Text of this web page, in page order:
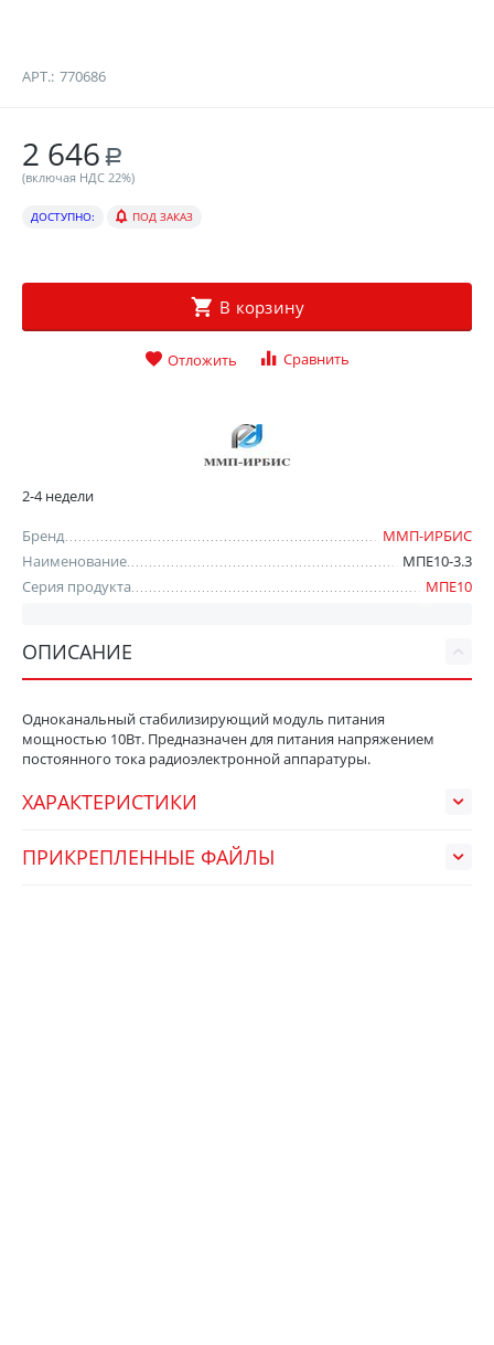
АРТ.: 770686
2 646 Р
(включая НДС 22%)
ДОСТУПНО: ПОД ЗАКАЗ
В корзину
Отложить Сравнить
2-4 недели
Бренд
ММП-ИРБИС
Наименование
МПЕ10-3.3
Серия продукта
МПЕ10
ОПИСАНИЕ
Одноканальный стабилизирующий модуль питания
мощностью 10Вт. Предназначен для питания напряжением
постоянного тока радиоэлектронной аппаратуры.
ХАРАКТЕРИСТИКИ
ПРИКРЕПЛЕННЫЕ ФАЙЛЫ